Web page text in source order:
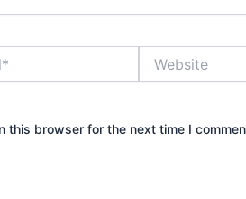
this browser for the next time I